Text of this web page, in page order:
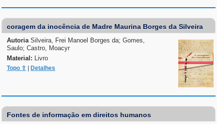
coragem da inocência de Madre Maurina Borges da Silveira
AutoriaSilveira, Frei Manoel Borges da; Gomes,
Saulo; Castro, Moacyr
Material:
Livro
Topo ⇧ Detalhes
Fontes de informação em direitos humanos